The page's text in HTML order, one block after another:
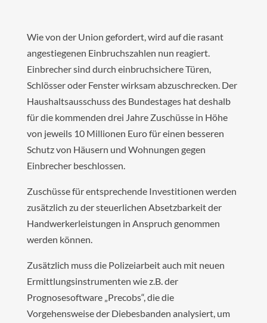
Wie von der Union gefordert, wird auf die rasant
angestiegenen Einbruchszahlen nun reagiert.
Einbrecher sind durch einbruchsichere Türen,
Schlösser oder Fenster wirksam abzuschrecken. Der
Haushaltsausschuss des Bundestages hat deshalb
für die kommenden drei Jahre Zuschüsse in Höhe
von jeweils 10 Millionen Euro für einen besseren
Schutz von Häusern und Wohnungen gegen
Einbrecher beschlossen.
Zuschüsse für entsprechende Investitionen werden
zusätzlich zu der steuerlichen Absetzbarkeit der
Handwerkerleistungen in Anspruch genommen
werden können.
Zusätzlich muss die Polizeiarbeit auch mit neuen
Ermittlungsinstrumenten wie z.B. der
Prognosesoftware „Precobs“, die die
Vorgehensweise der Diebesbanden analysiert, um